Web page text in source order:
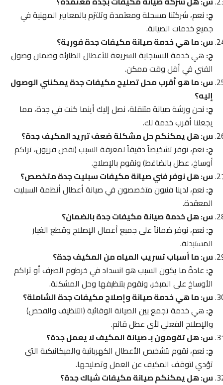
ج: نعم، شركتنا مسجلة ومعتمدة وتلتزم بالمعايير المهنية في
جميع خدمات الصيانة.
س: ما هي خدمة صيانة مكيفات جدة فورية؟
ج: هي خدمة الاستجابة السريعة للأعطال الطارئة وضمان وصول
الفني في أقل وقت ممكن.
س: ما هو أقرب محل تصليح مكيفات جدة يمكنني الوصول
إليه؟
ج: نحن ورشة صيانة متنقلة، نصل إليك أينما كنت في جدة، مما
يجعلنا أقرب خدمة لك.
س: هل يمكنكم حل مشكلة ضعف تبريد المكيف جدة؟
ج: نعم، نوفر تشخيصاً دقيقاً لمعرفة السبب (نقص فريون، تراكم
أوساخ، عطل بالضاغط) ونقوم بالإصلاح.
س: هل نوفر فني صيانة مكيفات سبليت جدة متخصص؟
ج: نعم، لدينا فنيون متخصصون في صيانة أعطال أنظمة السبليت
المعقدة.
س: هل خدمة صيانة مكيفات جدة بالضمان؟
ج: نعم، نوفر ضماناً على جميع أعمال الإصلاح وقطع الغيار
المستبدلة.
س: ما أسباب تسريب المياه من المكيف جدة؟
ج: عادةً ما يكون السبب هو انسداد في خرطوم الصرف أو تراكم
الأوساخ على المبخر، ونقوم بتنظيفها وحل المشكلة.
س: ما هي خدمة صيانة وإصلاح مكيفات جدة الشاملة؟
ج: هي خدمة تجمع بين الصيانة الوقائية (التنظيف والفحص)
والإصلاح الفعلي لأي عطل قائم.
س: هل تقومون بـ صيانة المكيف لا يعمل جدة؟
ج: نعم، نقوم بتشخيص الأعطال الكهربائية والميكانيكية التي
تؤدي لتوقف المكيف عن العمل وتصليحها.
س: هل يمكنكم صيانة مكيفات شباك جدة؟